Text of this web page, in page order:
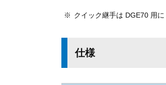
クイック継手は DGE70 用
仕様